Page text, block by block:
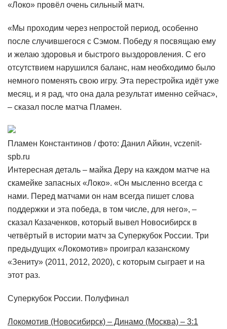
«Локо» провёл очень сильный матч.
«Мы проходим через непростой период, особенно
после случившегося с Сэмом. Победу я посвящаю ему
и желаю здоровья и быстрого выздоровления. С его
отсутствием нарушился баланс, нам необходимо было
немного поменять свою игру. Эта перестройка идёт уже
месяц, и я рад, что она дала результат именно сейчас»,
– сказал после матча Пламен.
Пламен Константинов / фото: Данил Айкин, vczenit-
spb.ru
Интересная деталь – майка Деру на каждом матче на
скамейке запасных «Локо». «Он мысленно всегда с
нами. Перед матчами он нам всегда пишет слова
поддержки и эта победа, в том числе, для него», –
сказал Казаченков, который вывел Новосибирск в
четвёртый в истории матч за Суперкубок России. Три
предыдущих «Локомотив» проиграл казанскому
«Зениту» (2011, 2012, 2020), с которым сыграет и на
этот раз.
Суперкубок России. Полуфинал
Локомотив (Новосибирск) – Динамо (Москва) – 3:1